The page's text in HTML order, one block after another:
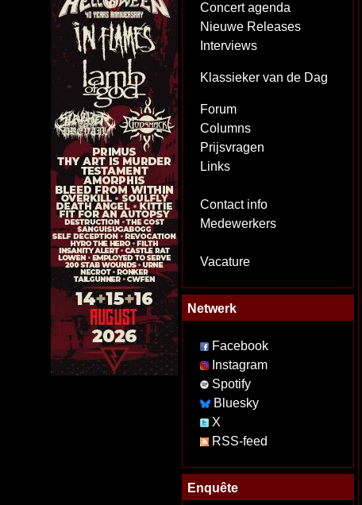
Concert agenda
Nieuwe Releases
Interviews
Klassieker van de Dag
Forum
Columns
Prijsvragen
Links
Contact info
Medewerkers
Vacature
Netwerk
Facebook
Instagram
Spotify
Bluesky
X
RSS-feed
Enquête